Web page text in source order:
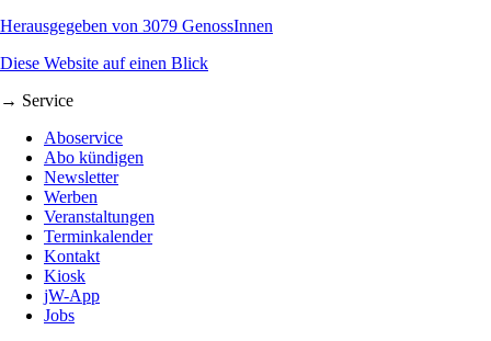
Herausgegeben von 3079 GenossInnen
Diese Website auf einen Blick
→ Service
Aboservice
Abo kündigen
Newsletter
Werben
Veranstaltungen
Terminkalender
Kontakt
Kiosk
jW-App
Jobs